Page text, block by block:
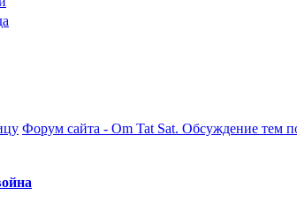
Форум сайта - Om Tat Sat. Обсуждение тем